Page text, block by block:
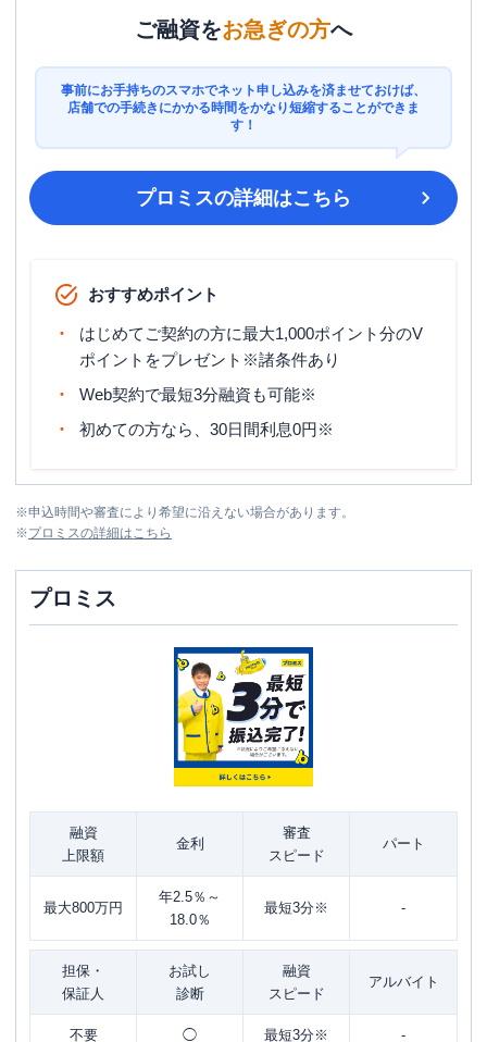
ご融資をお急ぎの方へ
事前にお手持ちのスマホでネット申し込みを済ませておけば、
店舗での手続きにかかる時間をかなり短縮することができま
す！
プロミスの詳細はこちら
おすすめポイント
はじめてご契約の方に最大1,000ポイント分のV
ポイントをプレゼント※諸条件あり
Web契約で最短3分融資も可能※
初めての方なら、30日間利息0円※
※申込時間や審査により希望に沿えない場合があります。
※プロミスの詳細はこちら
プロミス
融資
上限額
金利
審査
スピード
パート
最大800万円
年2.5％～
18.0％
最短3分※ -
担保・
保証人
お試し
診断
融資
スピード
アルバイト
不要 ◯ 最短3分※ -